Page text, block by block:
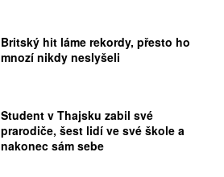
Britský hit láme rekordy, přesto ho
mnozí nikdy neslyšeli
Student v Thajsku zabil své
prarodiče, šest lidí ve své škole a
nakonec sám sebe